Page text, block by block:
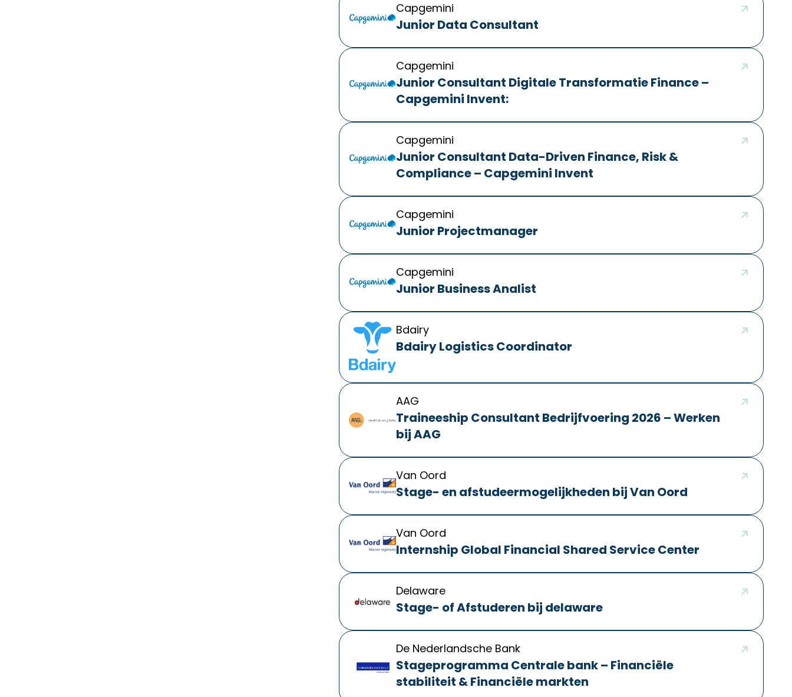
Capgemini
Junior Data Consultant
Capgemini
Junior Consultant Digitale Transformatie Finance –
Capgemini Invent:
Capgemini
Junior Consultant Data-Driven Finance, Risk &
Compliance – Capgemini Invent
Capgemini
Junior Projectmanager
Capgemini
Junior Business Analist
Bdairy
Bdairy Logistics Coordinator
AAG
Traineeship Consultant Bedrijfvoering 2026 – Werken
bij AAG
Van Oord
Stage- en afstudeermogelijkheden bij Van Oord
Van Oord
Internship Global Financial Shared Service Center
Delaware
Stage- of Afstuderen bij delaware
De Nederlandsche Bank
Stageprogramma Centrale bank – Financiële
stabiliteit & Financiële markten